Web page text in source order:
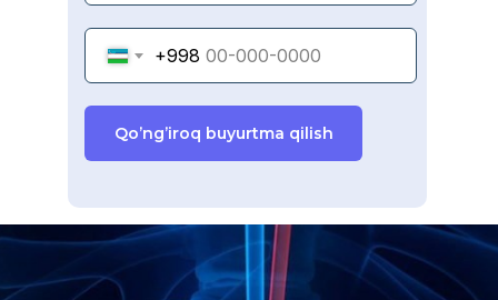
+998
Qo’ng’iroq buyurtma qilish